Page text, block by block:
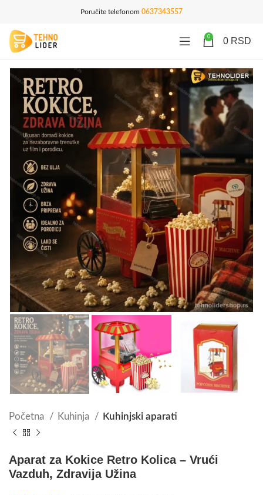
Poručite telefonom 0637343557
0 0 RSD
Početna Kuhinja Kuhinjski aparati
Aparat za Kokice Retro Kolica – Vrući
Vazduh, Zdravija Užina